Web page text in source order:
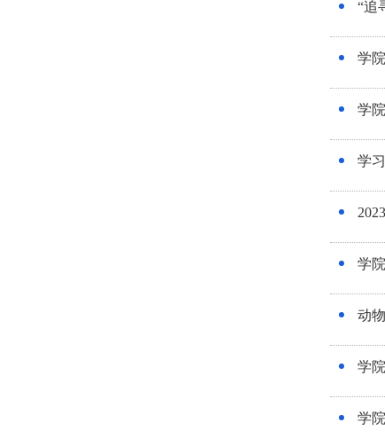
“追
学
学
学
学
动
学
学